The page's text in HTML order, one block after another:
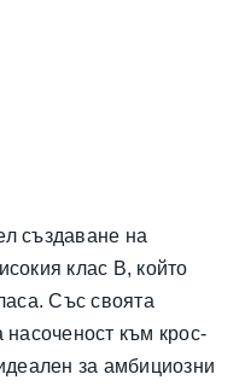
създаване на
клас B, който
Със своята
насоченост към крос-
за амбициозни